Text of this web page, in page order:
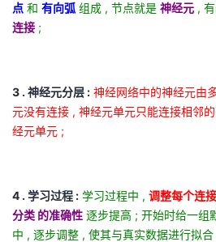
堂
的
课
我
的
证
我
实
的
我
技
术
持
的
云
建
点 和 有向弧 组成 , 节点就是 神经元 ,
连接 ;
3 . 神经元分层 : 神经网络中的神经元由
元没有连接 , 神经元单元只能连接相邻
经元单元 ;
4 . 学习过程 : 学习过程中 , 调整每个连
分类 的准确性 逐步提高 ; 开始时给一组
中 , 逐步调整 , 使其与真实数据进行拟